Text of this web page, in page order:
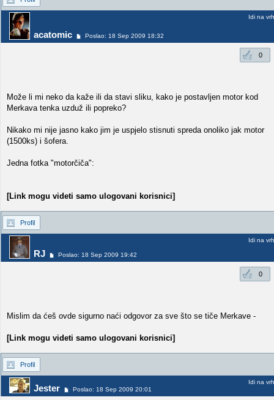
acatomic Poslao: 18 Sep 2009 18:32
Idi na vrh
0
Može li mi neko da kaže ili da stavi sliku, kako je postavljen motor kod
Merkava tenka uzduž ili popreko?
Nikako mi nije jasno kako jim je uspjelo stisnuti spreda onoliko jak motor
(1500ks) i šofera.
Jedna fotka "motorčiča":
[Link mogu videti samo ulogovani korisnici]
Profil
RJ Poslao: 18 Sep 2009 19:42
Idi na vrh
0
Mislim da ćeš ovde sigurno naći odgovor za sve što se tiče Merkave -
[Link mogu videti samo ulogovani korisnici]
Profil
Jester Poslao: 18 Sep 2009 20:01
Idi na vrh